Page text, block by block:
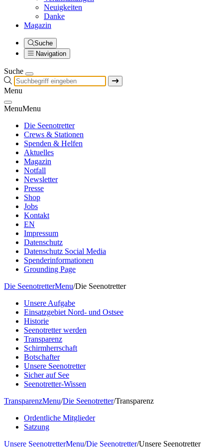
Neuigkeiten
Danke
Magazin
Suche
Navigation
Suche
Menu
MenuMenu
Die Seenotretter
Crews & Stationen
Spenden & Helfen
Aktuelles
Magazin
Notfall
Newsletter
Presse
Shop
Jobs
Kontakt
EN
Impressum
Datenschutz
Datenschutz Social Media
Spenderinformationen
Grounding Page
Die SeenotretterMenu/Die Seenotretter
Unsere Aufgabe
Einsatzgebiet Nord- und Ostsee
Historie
Seenotretter werden
Transparenz
Schirmherrschaft
Botschafter
Unsere Seenotretter
Sicher auf See
Seenotretter-Wissen
TransparenzMenu/Die Seenotretter/Transparenz
Ordentliche Mitglieder
Satzung
Unsere SeenotretterMenu/Die Seenotretter/Unsere Seenotretter